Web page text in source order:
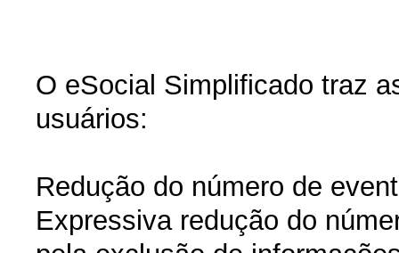
O eSocial Simplificado traz
usuários:
Redução do número de
Expressiva redução do